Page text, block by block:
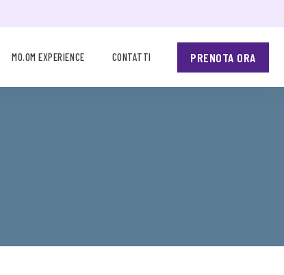
MO.OM EXPERIENCE CONTATTI PRENOTA ORA